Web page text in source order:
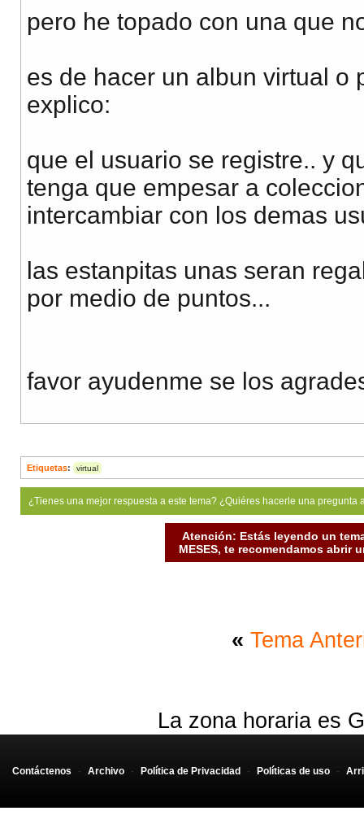
pero he topado con una que
es de hacer un albun virtual o
explico:
que el usuario se registre.. y
tenga que empesar a
intercambiar con los demas
las estanpitas unas seran
por medio de puntos...
favor ayudenme se los
Etiquetas: virtual
¿Tienes una mejor respuesta a este tema? ¿Quiéres hacerle una
Atención: Estás leyendo un
MESES, te recomendamos abrir
« Tema
La zona horaria es
Contáctenos - Archivo - Política de Privacidad - Políticas de uso -